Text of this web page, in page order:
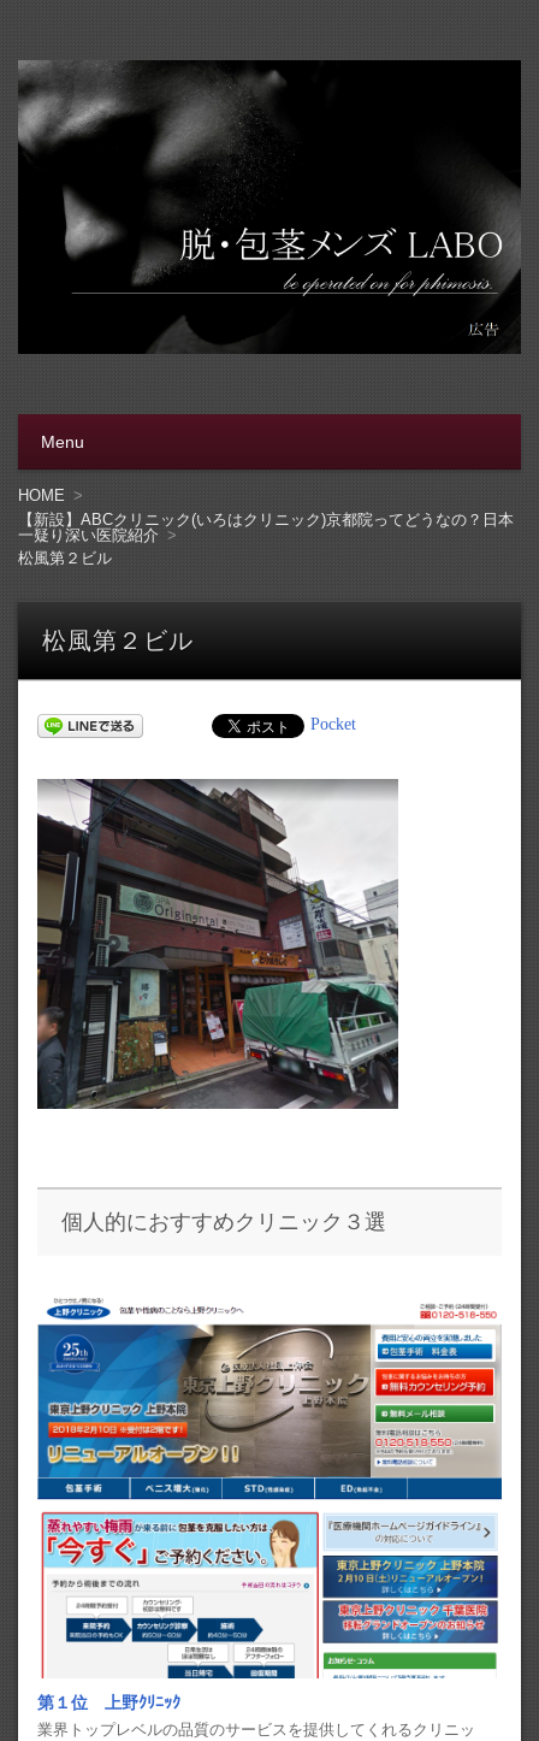
Menu
コンテンツへ移動
HOME
【新設】ABCクリニック(いろはクリニック)京都院ってどうなの？日本
一疑り深い医院紹介
松風第２ビル
松風第２ビル
Pocket
個人的におすすめクリニック３選
第１位 上野ｸﾘﾆｯｸ
業界トップレベルの品質のサービスを提供してくれるクリニッ